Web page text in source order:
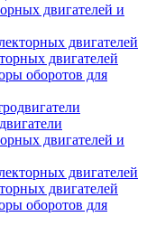
двигателей и
двигателей
двигателей
оборотов для
двигателей и
двигателей
двигателей
оборотов для